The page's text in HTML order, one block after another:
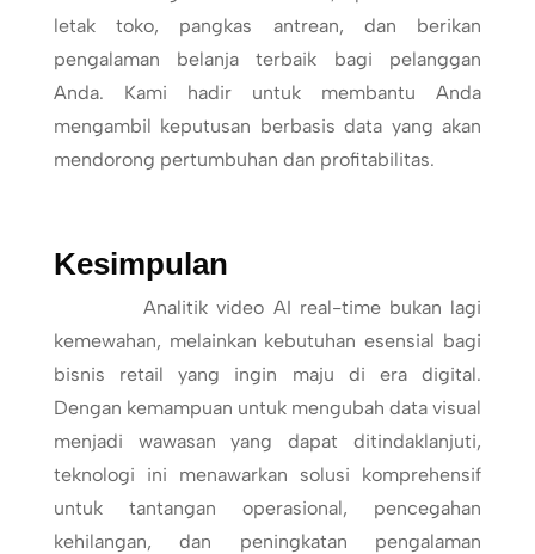
letak toko, pangkas antrean, dan berikan
pengalaman belanja terbaik bagi pelanggan
Anda. Kami hadir untuk membantu Anda
mengambil keputusan berbasis data yang akan
mendorong pertumbuhan dan profitabilitas.
Kesimpulan
Analitik video AI real-time bukan lagi
kemewahan, melainkan kebutuhan esensial bagi
bisnis retail yang ingin maju di era digital.
Dengan kemampuan untuk mengubah data visual
menjadi wawasan yang dapat ditindaklanjuti,
teknologi ini menawarkan solusi komprehensif
untuk tantangan operasional, pencegahan
kehilangan, dan peningkatan pengalaman